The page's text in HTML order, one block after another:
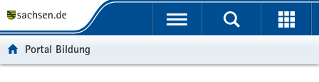
tu
e
Portalübergreifende
Portal Bildung